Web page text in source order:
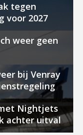
tegen
voor 2027
weer geen
bij Venray
Nightjets
achter uitval